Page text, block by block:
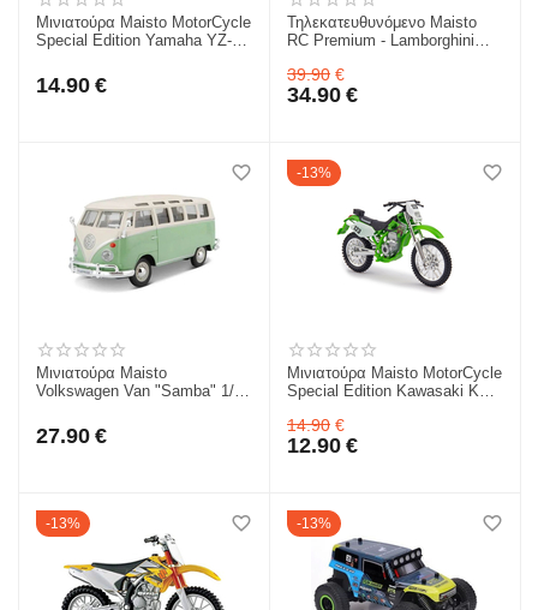
Μινιατούρα Maisto MotorCycle
Special Edition Yamaha YZ-
39300YAM450
14.90 €
Τηλεκατευθυνόμενο Maisto
RC Premium - Lamborghini
82338
39.90 €
34.90 €
Μινιατούρα Maisto
Volkswagen Van "Samba" 1/25
27.90 €
13%
Μινιατούρα Maisto MotorCycle
Special Edition Kawasaki KLX
39300KAWA250
14.90 €
12.90 €
13% 13%